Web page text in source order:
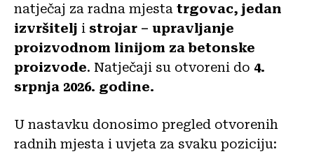
natječaj za radna mjesta trgovac, jedan
izvršitelj i strojar – upravljanje
proizvodnom linijom za betonske
proizvode. Natječaji su otvoreni do 4.
srpnja 2026. godine.
U nastavku donosimo pregled otvorenih
radnih mjesta i uvjeta za svaku poziciju: